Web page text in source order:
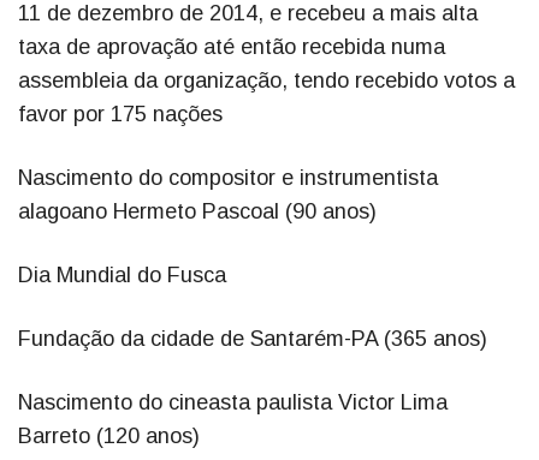
11 de dezembro de 2014, e recebeu a mais alta
taxa de aprovação até então recebida numa
assembleia da organização, tendo recebido votos a
favor por 175 nações
Nascimento do compositor e instrumentista
alagoano Hermeto Pascoal (90 anos)
Dia Mundial do Fusca
Fundação da cidade de Santarém-PA (365 anos)
Nascimento do cineasta paulista Victor Lima
Barreto (120 anos)